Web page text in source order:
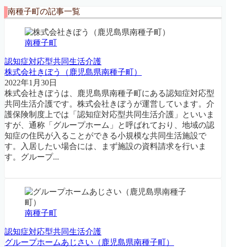
南種子町の記事一覧
南種子町
認知症対応型共同生活介護
株式会社きぼう（鹿児島県南種子町）
2022年1月30日
株式会社きぼうは、鹿児島県南種子町にある認知症対応型
共同生活介護です。株式会社きぼうが運営しています。介
護保険制度上では「認知症対応型共同生活介護」といいま
すが、通称「グループホーム」と呼ばれており、地域の認
知症の住民が入ることができる小規模な共同生活施設で
す。入居したい場合には、まず施設の資料請求を行いま
す。グループ...
南種子町
認知症対応型共同生活介護
グループホームあじさい（鹿児島県南種子町）